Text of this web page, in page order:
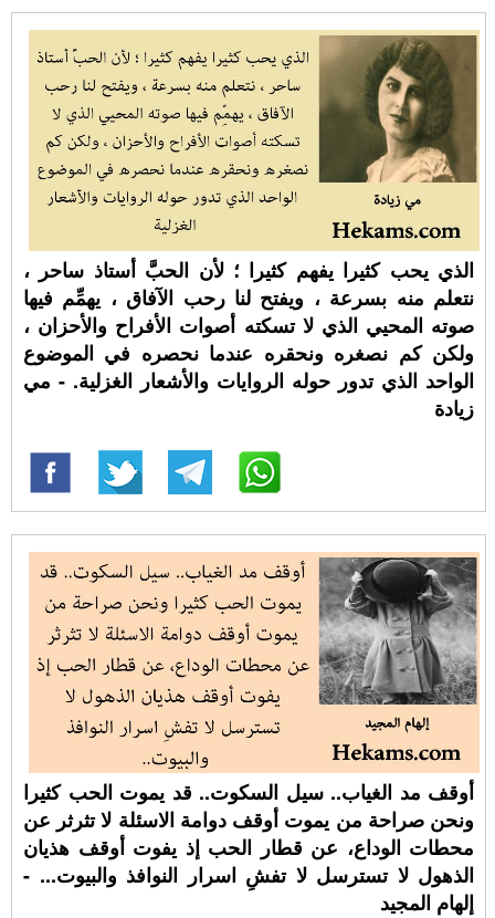
الذي يحب كثيرا يفهم كثيرا ؛ لأن الحبَّ أستاذ ساحر ،
نتعلم منه بسرعة ، ويفتح لنا رحب الآفاق ، يهمِّم فيها
صوته المحيي الذي لا تسكته أصوات الأفراح والأحزان ،
ولكن كم نصغره ونحقره عندما نحصره في الموضوع
الواحد الذي تدور حوله الروايات والأشعار الغزلية. - مي
زيادة
أوقف مد الغياب.. سيل السكوت.. قد يموت الحب كثيرا
ونحن صراحة من يموت أوقف دوامة الاسئلة لا تثرثر عن
محطات الوداع، عن قطار الحب إذ يفوت أوقف هذيان
الذهول لا تسترسل لا تفشِ اسرار النوافذ والبيوت... -
إلهام المجيد